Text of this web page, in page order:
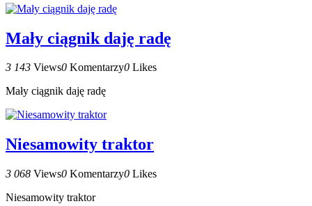
Mały ciągnik daję radę
3 143 Views0 Komentarzy0 Likes
Mały ciągnik daję radę
Niesamowity traktor
3 068 Views0 Komentarzy0 Likes
Niesamowity traktor